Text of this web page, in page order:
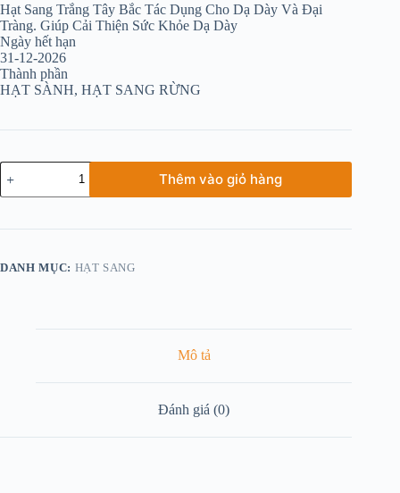
200.000 ₫.
là:
170.000 ₫.
Hạt Sang Trắng Tây Bắc Tác Dụng Cho Dạ Dày Và Đại
Tràng. Giúp Cải Thiện Sức Khỏe Dạ Dày
Ngày hết hạn
31-12-2026
Thành phần
HẠT SÀNH, HẠT SANG RỪNG
Viên
Hạt
Sang
Gói
Gói
Thêm vào giỏ hàng
DANH MỤC: HẠT SANG
Mô tả
Đánh giá (0)